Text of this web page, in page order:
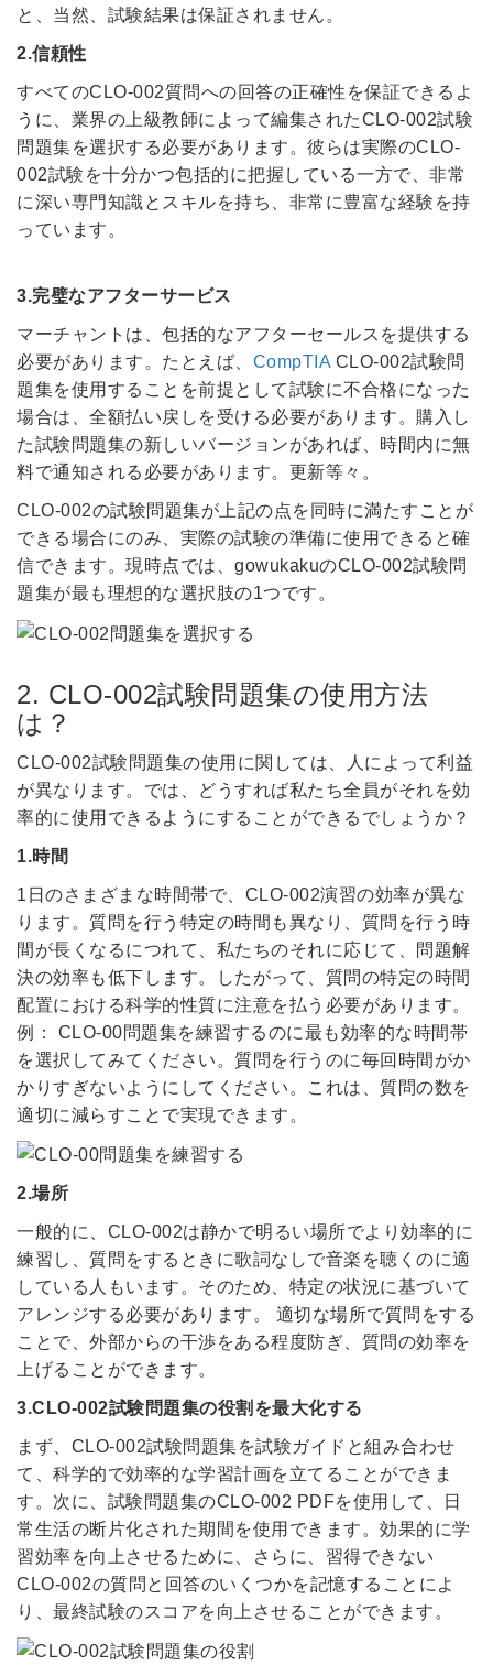
と、当然、試験結果は保証されません。
2.信頼性
すべてのCLO-002質問への回答の正確性を保証できるよ
うに、業界の上級教師によって編集されたCLO-002試験
問題集を選択する必要があります。彼らは実際のCLO-
002試験を十分かつ包括的に把握している一方で、非常
に深い専門知識とスキルを持ち、非常に豊富な経験を持
っています。
3.完璧なアフターサービス
マーチャントは、包括的なアフターセールスを提供する
必要があります。たとえば、 CompTIA CLO-002試験問
題集を使用することを前提として試験に不合格になった
場合は、全額払い戻しを受ける必要があります。購入し
た試験問題集の新しいバージョンがあれば、時間内に無
料で通知される必要があります。更新等々。
CLO-002の試験問題集が上記の点を同時に満たすことが
できる場合にのみ、実際の試験の準備に使用できると確
信できます。現時点では、gowukakuのCLO-002試験問
題集が最も理想的な選択肢の1つです。
2. CLO-002試験問題集の使用方法
は？
CLO-002試験問題集の使用に関しては、人によって利益
が異なります。では、どうすれば私たち全員がそれを効
率的に使用できるようにすることができるでしょうか？
1.時間
1日のさまざまな時間帯で、CLO-002演習の効率が異な
ります。質問を行う特定の時間も異なり、質問を行う時
間が長くなるにつれて、私たちのそれに応じて、問題解
決の効率も低下します。したがって、質問の特定の時間
配置における科学的性質に注意を払う必要があります。
例： CLO-00問題集を練習するのに最も効率的な時間帯
を選択してみてください。質問を行うのに毎回時間がか
かりすぎないようにしてください。これは、質問の数を
適切に減らすことで実現できます。
2.場所
一般的に、CLO-002は静かで明るい場所でより効率的に
練習し、質問をするときに歌詞なしで音楽を聴くのに適
している人もいます。そのため、特定の状況に基づいて
アレンジする必要があります。 適切な場所で質問をする
ことで、外部からの干渉をある程度防ぎ、質問の効率を
上げることができます。
3.CLO-002試験問題集の役割を最大化する
まず、CLO-002試験問題集を試験ガイドと組み合わせ
て、科学的で効率的な学習計画を立てることができま
す。次に、試験問題集のCLO-002 PDFを使用して、日
常生活の断片化された期間を使用できます。効果的に学
習効率を向上させるために、さらに、習得できない
CLO-002の質問と回答のいくつかを記憶することによ
り、最終試験のスコアを向上させることができます。